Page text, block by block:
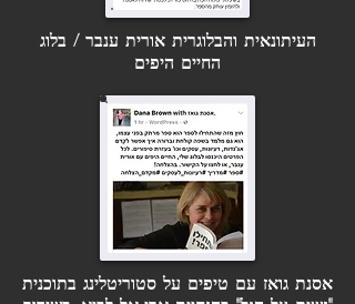
העיתונאית והבלוגריתאורית ענבר /
החיים היפים